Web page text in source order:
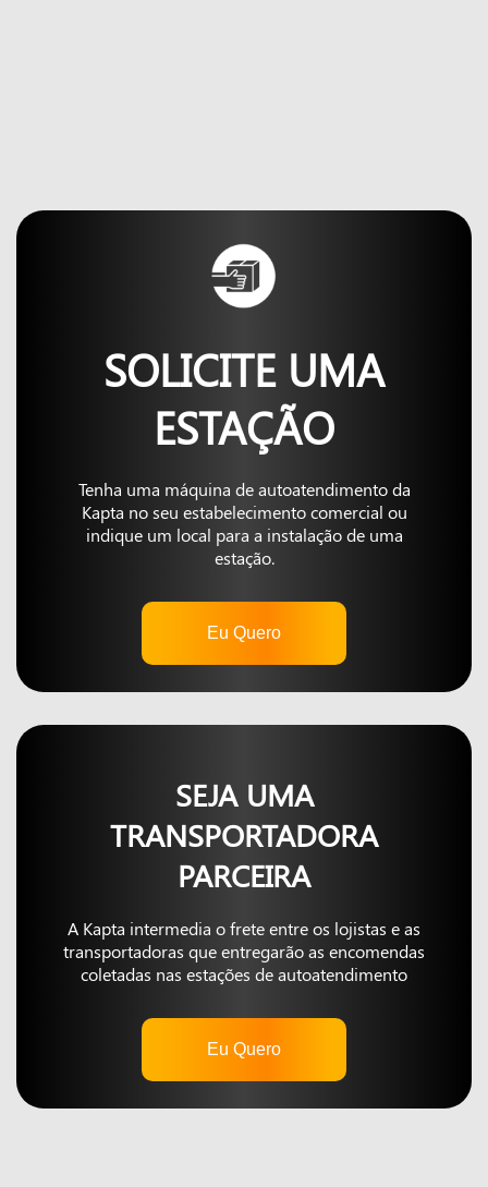
SOLICITE UMA
ESTAÇÃO
Tenha uma máquina de autoatendimento da
Kapta no seu estabelecimento comercial ou
indique um local para a instalação de uma
estação.
Eu Quero
SEJA UMA
TRANSPORTADORA
PARCEIRA
A Kapta intermedia o frete entre os lojistas e as
transportadoras que entregarão as encomendas
coletadas nas estações de autoatendimento
Eu Quero